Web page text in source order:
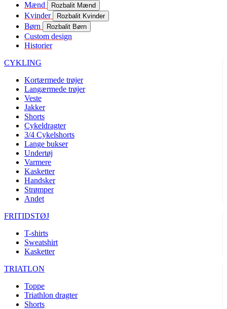
Mænd Rozbalit Mænd
Kvinder Rozbalit Kvinder
Børn Rozbalit Børn
Custom design
Historier
CYKLING
Kortærmede trøjer
Langærmede trøjer
Veste
Jakker
Shorts
Cykeldragter
3/4 Cykelshorts
Lange bukser
Undertøj
Varmere
Kasketter
Handsker
Strømper
Andet
FRITIDSTØJ
T-shirts
Sweatshirt
Kasketter
TRIATLON
Toppe
Triathlon dragter
Shorts